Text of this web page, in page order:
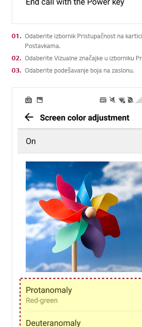
01. Odaberite izbornik Pristupačnost na
Postavkama.
02. Odaberite Vizualne značajke u izborniku
03. Odaberite podešavanje boja na zaslonu.